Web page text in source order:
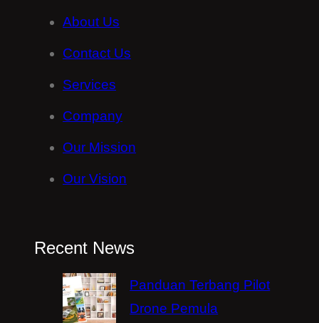
About Us
Contact Us
Services
Company
Our Mission
Our Vision
Recent News
Panduan Terbang Pilot
Drone Pemula